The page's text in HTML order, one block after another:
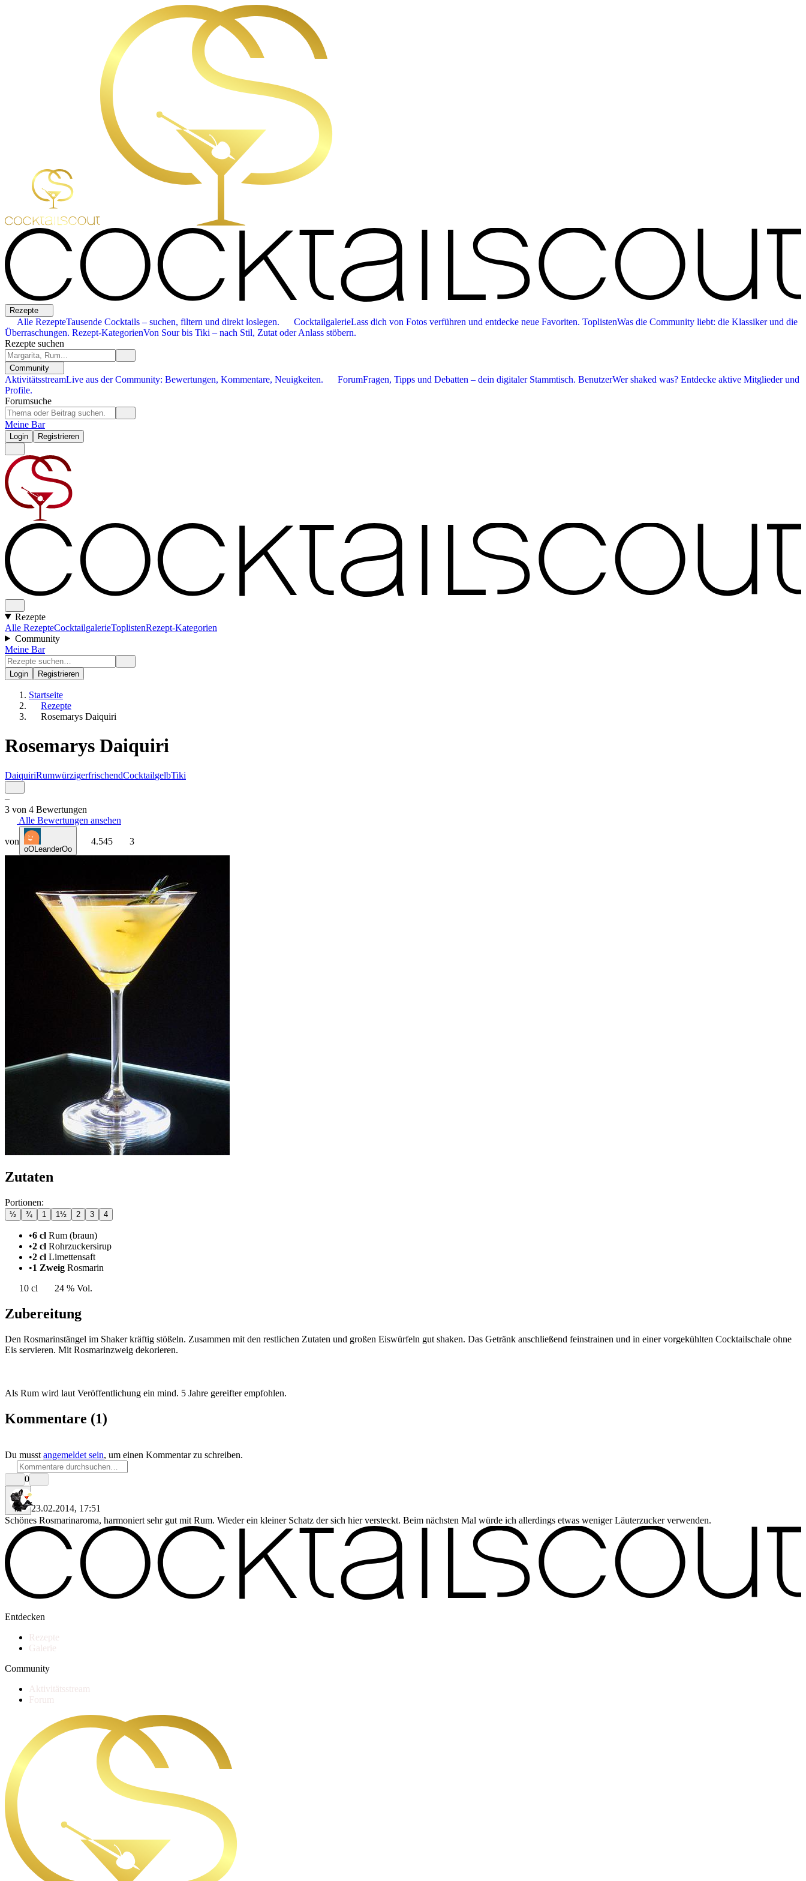
Rezepte
Alle RezepteTausende Cocktails – suchen, filtern und direkt loslegen. CocktailgalerieLass dich von Fotos verführen und entdecke neue Favoriten. ToplistenWas die Community liebt: die Klassiker und die
Überraschungen. Rezept-KategorienVon Sour bis Tiki – nach Stil, Zutat oder Anlass stöbern.
Rezepte suchen
Community
AktivitätsstreamLive aus der Community: Bewertungen, Kommentare, Neuigkeiten. ForumFragen, Tipps und Debatten – dein digitaler Stammtisch. BenutzerWer shaked was? Entdecke aktive Mitglieder und
Profile.
Forumsuche
Meine Bar
Login Registrieren
Rezepte
Alle RezepteCocktailgalerieToplistenRezept-Kategorien
Community
Meine Bar
Login Registrieren
Startseite
Rezepte
Rosemarys Daiquiri
Rosemarys Daiquiri
DaiquiriRumwürzigerfrischendCocktailgelbTiki
–
3 von 4 Bewertungen
Alle Bewertungen ansehen
von
oOLeanderOo
4.545 3
Zutaten
Portionen:
½ ¾ 1 1½ 2 3 4
•6 cl Rum (braun)
•2 cl Rohrzuckersirup
•2 cl Limettensaft
•1 Zweig Rosmarin
10 cl
24 % Vol.
Zubereitung
Den Rosmarinstängel im Shaker kräftig stößeln. Zusammen mit den restlichen Zutaten und großen Eiswürfeln gut shaken. Das Getränk anschließend feinstrainen und in einer vorgekühlten Cocktailschale ohne
Eis servieren. Mit Rosmarinzweig dekorieren.
Als Rum wird laut Veröffentlichung ein mind. 5 Jahre gereifter empfohlen.
Kommentare (1)
Du musst angemeldet sein, um einen Kommentar zu schreiben.
0
rrr
23.02.2014, 17:51
Schönes Rosmarinaroma, harmoniert sehr gut mit Rum. Wieder ein kleiner Schatz der sich hier versteckt. Beim nächsten Mal würde ich allerdings etwas weniger Läuterzucker verwenden.
Entdecken
Rezepte
Galerie
Community
Aktivitätsstream
Forum